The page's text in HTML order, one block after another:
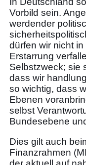
Vorbild sein.
werdender
dürfen wir nicht
Erstarrung
Selbstzweck; sie
dass wir
so wichtig, dass
Ebenen
selbst
Bundesebene
Dies gilt auch
Finanzrahmen